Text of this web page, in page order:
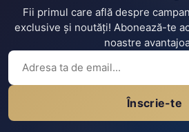
Fii primul care află despre
exclusive și noutăți! Abonează-te
noastre
Înscrie-te